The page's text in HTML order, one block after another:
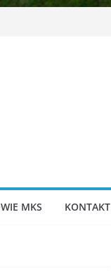
MKS KONTAKT